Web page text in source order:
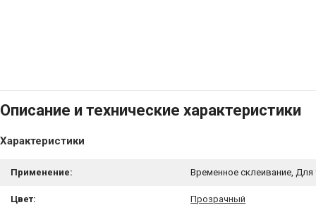
Описание и технические характеристики
Характеристики
Применение: Временное склеивание,
Цвет: Прозрачный